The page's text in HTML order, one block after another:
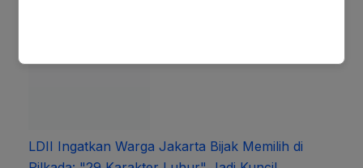
LDII Ingatkan Warga Jakarta Bijak Memilih di